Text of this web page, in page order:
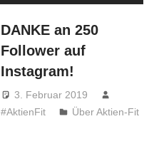
DANKE an 250
Follower auf
Instagram!
3. Februar 2019
#AktienFit
Über Aktien-Fit